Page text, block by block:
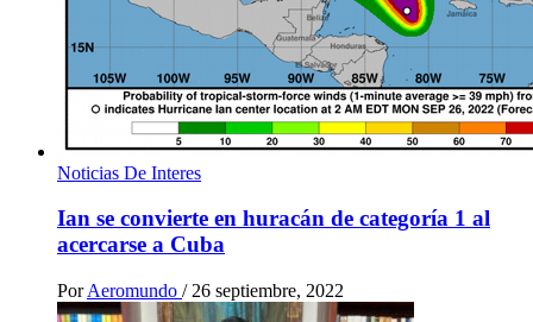
Noticias De Interes
Ian se convierte en huracán de categoría 1 al
acercarse a Cuba
Por Aeromundo / 26 septiembre, 2022